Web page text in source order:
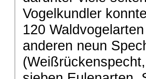
Vogelkundler
120
anderen neun